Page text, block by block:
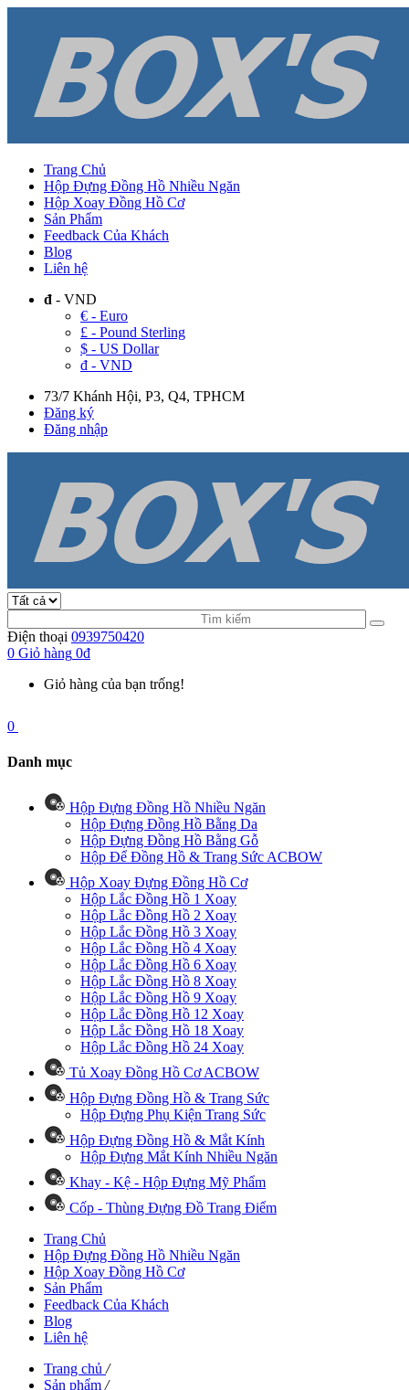
Trang Chủ
Hộp Đựng Đồng Hồ Nhiều Ngăn
Hộp Xoay Đồng Hồ Cơ
Sản Phẩm
Feedback Của Khách
Blog
Liên hệ
đ - VND
€ - Euro
£ - Pound Sterling
$ - US Dollar
đ - VND
73/7 Khánh Hội, P3, Q4, TPHCM
Đăng ký
Đăng nhập
Điện thoại 0939750420
0 Giỏ hàng 0đ
Giỏ hàng của bạn trống!
0
Danh mục
Hộp Đựng Đồng Hồ Nhiều Ngăn
Hộp Đựng Đồng Hồ Bằng Da
Hộp Đựng Đồng Hồ Bằng Gỗ
Hộp Để Đồng Hồ & Trang Sức ACBOW
Hộp Xoay Đựng Đồng Hồ Cơ
Hộp Lắc Đồng Hồ 1 Xoay
Hộp Lắc Đồng Hồ 2 Xoay
Hộp Lắc Đồng Hồ 3 Xoay
Hộp Lắc Đồng Hồ 4 Xoay
Hộp Lắc Đồng Hồ 6 Xoay
Hộp Lắc Đồng Hồ 8 Xoay
Hộp Lắc Đồng Hồ 9 Xoay
Hộp Lắc Đồng Hồ 12 Xoay
Hộp Lắc Đồng Hồ 18 Xoay
Hộp Lắc Đồng Hồ 24 Xoay
Tủ Xoay Đồng Hồ Cơ ACBOW
Hộp Đựng Đồng Hồ & Trang Sức
Hộp Đựng Phụ Kiện Trang Sức
Hộp Đựng Đồng Hồ & Mắt Kính
Hộp Đựng Mắt Kính Nhiều Ngăn
Khay - Kệ - Hộp Đựng Mỹ Phẩm
Cốp - Thùng Đựng Đồ Trang Điểm
Trang Chủ
Hộp Đựng Đồng Hồ Nhiều Ngăn
Hộp Xoay Đồng Hồ Cơ
Sản Phẩm
Feedback Của Khách
Blog
Liên hệ
Trang chủ /
Sản phẩm /